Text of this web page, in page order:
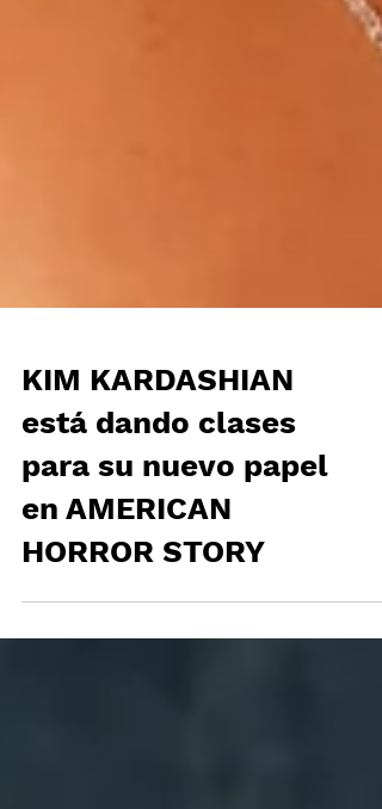
KIM KARDASHIAN
está dando clases
para su nuevo papel
en AMERICAN
HORROR STORY